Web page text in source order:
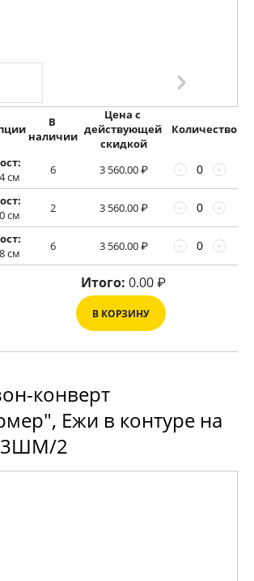
В
наличии
Цена с
действующей
скидкой
Количество
см
6 3 560.00₽ +
−
см
2 3 560.00₽ +
−
см
6 3 560.00₽ +
−
Итого: 0.00₽
В КОРЗИНУ
конверт
Ежи в контуре на
2